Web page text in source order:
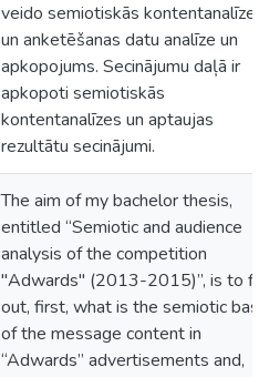
veido semiotiskās kontentanalīzes
un anketēšanas datu analīze un
apkopojums. Secinājumu daļā ir
apkopoti semiotiskās
kontentanalīzes un aptaujas
rezultātu secinājumi.
The aim of my bachelor thesis,
entitled “Semiotic and audience
analysis of the competition
"Adwards" (2013-2015)”, is to
out, first, what is the semiotic
of the message content in
“Adwards” advertisements and,